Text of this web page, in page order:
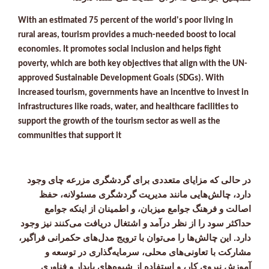
With an estimated 75 percent of the world's poor living in
rural areas, tourism provides a much-needed boost to local
economies. It promotes social inclusion and helps fight
poverty, which are both key objectives that align with the UN-
approved Sustainable Development Goals (SDGs). With
increased tourism, governments have an incentive to invest in
infrastructures like roads, water, and healthcare facilities to
support the growth of the tourism sector as well as the
communities that support it
در حالی که مزایای متعددی برای گردشگری مزرعه چای وجود
دارد، چالش‌هایی مانند مدیریت گردشگری مسئولانه، حفظ
اصالت و فرهنگ جوامع میزبان، و اطمینان از اینکه جوامع
حداکثر سود را از نظر درآمد و اشتغال دریافت می‌کنند نیز وجود
دارد. این چالش‌ها را می‌توان با ترویج مدل‌های حکمرانی فراگیر،
مشارکت با تعاونی‌های محلی، سرمایه‌گذاری در توسعه و
آموزش نیروی کار، و استفاده از شیوه‌های پایدار و فناوری